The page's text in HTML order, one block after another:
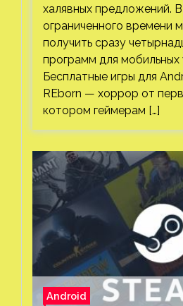
халявных предложений.
ограниченного времени
получить сразу
программ для мобильных
Бесплатные игры для
REborn — хоррор от
котором геймерам […]
Android